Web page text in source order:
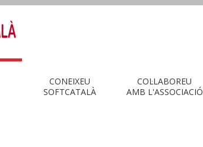
CONEIXEU
SOFTCATALÀ
COL·LABOREU
AMB L'ASSOCIACIÓ